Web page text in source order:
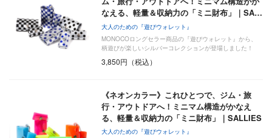
なえる、軽量＆収納力の「ミニ財布」｜SA…
大人のための『遊びウォレット』
MONOCOロングセラー商品の『遊びウォレット』から、
柄遊びが楽しいシルバーコレクションが登場しました！
3,850円（税込）
《ネオンカラー》これひとつで、ジム・旅
行・アウトドアへ！ミニマム構造がかなえ
る、軽量＆収納力の「ミニ財布」｜SALLIES
大人のための『遊びウォレット』